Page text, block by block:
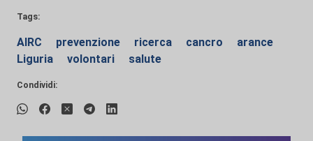
Tags:
AIRC prevenzione ricerca cancro
arance
Liguria
volontari salute
Condividi: